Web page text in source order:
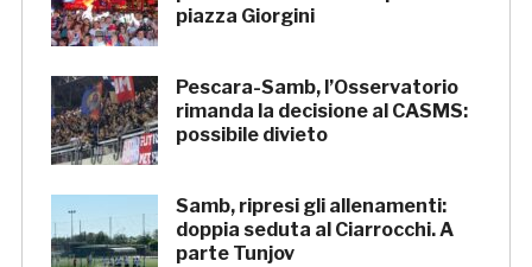
piazza Giorgini
Pescara-Samb, l’Osservatorio
rimanda la decisione al CASMS:
possibile divieto
Samb, ripresi gli allenamenti:
doppia seduta al Ciarrocchi. A
parte Tunjov